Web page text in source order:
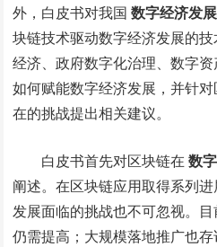
外，白皮书对我国数字经济发
块链技术驱动数字经济发展的
经济、政府数字化治理、数字
如何赋能数字经济发展，并针
在的挑战提出相关建议。
白皮书首先对区块链在数
阐述。在区块链应用取得系列
发展面临的挑战也不可忽视。
仍需提高；大规模落地推广也存